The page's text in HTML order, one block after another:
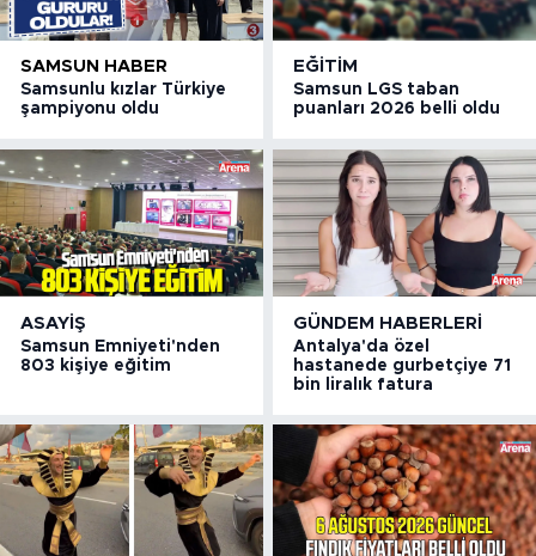
SAMSUN HABER
Samsunlu kızlar Türkiye
şampiyonu oldu
EĞITIM
Samsun LGS taban
puanları 2026 belli oldu
ASAYIŞ
Samsun Emniyeti'nden
803 kişiye eğitim
GÜNDEM HABERLERI
Antalya'da özel
hastanede gurbetçiye 71
bin liralık fatura